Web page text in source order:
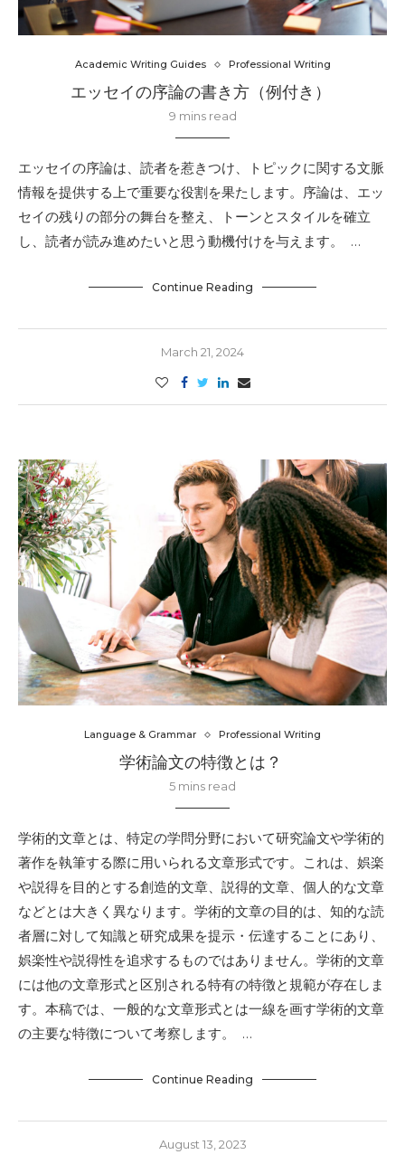
Academic Writing Guides Professional Writing
エッセイの序論の書き方（例付き）
9 mins read
エッセイの序論は、読者を惹きつけ、トピックに関する文脈
情報を提供する上で重要な役割を果たします。序論は、エッ
セイの残りの部分の舞台を整え、トーンとスタイルを確立
し、読者が読み進めたいと思う動機付けを与えます。 …
Continue Reading
March 21, 2024
Language & Grammar Professional Writing
学術論文の特徴とは？
5 mins read
学術的文章とは、特定の学問分野において研究論文や学術的
著作を執筆する際に用いられる文章形式です。これは、娯楽
や説得を目的とする創造的文章、説得的文章、個人的な文章
などとは大きく異なります。学術的文章の目的は、知的な読
者層に対して知識と研究成果を提示・伝達することにあり、
娯楽性や説得性を追求するものではありません。学術的文章
には他の文章形式と区別される特有の特徴と規範が存在しま
す。本稿では、一般的な文章形式とは一線を画す学術的文章
の主要な特徴について考察します。 …
Continue Reading
August 13, 2023